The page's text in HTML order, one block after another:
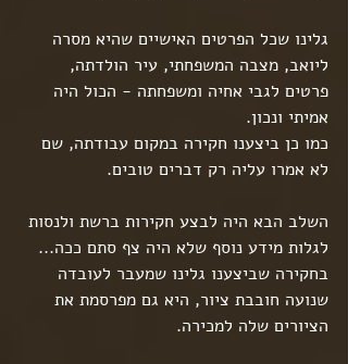
גלינו שכל הפרטים האישיים שהיא מסרה
ליואב, מצבה המשפחתי, עיר הולדתה,
פרטים לגבי אחיה ומשפחתה - הכול היה
אמיתי ונכון.
כמו כן ביצענו חקירה במקום עבודתה, שם
לא אמרו עליה רק דברים טובים.
השלב הבא היה לבצע חקירות ברשת ולנסות
לגלות מידע נוסף שלא היה צף סתם ככה...
בחקירה שביצענו גלינו שמעבר לעובדה
שנועה חובבת ציור, היא גם מפרסמת את
הציורים שלה למכירה.